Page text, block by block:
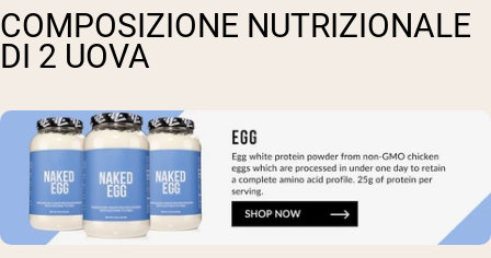
COMPOSIZIONE NUTRIZIONALE
DI 2 UOVA